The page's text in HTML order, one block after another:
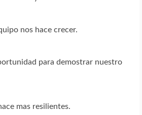
nos hace crecer.
para demostrar nuestro
mas resilientes.